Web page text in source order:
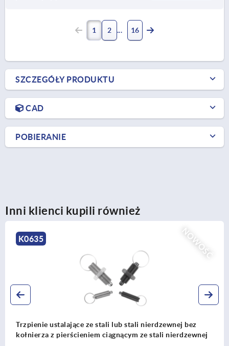
1 2 16
SZCZEGÓŁY PRODUKTU
CAD
POBIERANIE
Inni klienci kupili również
Trzpienie ustalające ze stali lub stali nierdzewnej z
pierścieniem ciągnącym ze stali nierdzewnej